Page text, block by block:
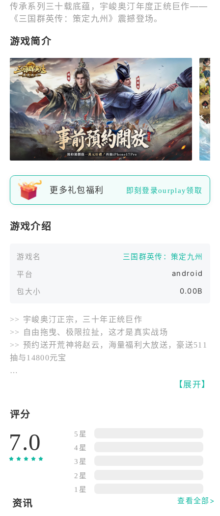
传承系列三十载底蕴，宇峻奥汀年度正统巨作——
《三国群英传：策定九州》震撼登场。
游戏简介
更多礼包福利 即刻登录ourplay领取
游戏介绍
游戏名
三国群英传：策定九州
平台
android
包大小 0.00B
>> 宇峻奥汀正宗，三十年正统巨作
>> 自由拖曳、极限拉扯，这才是真实战场
>> 预约送开荒神将赵云，海量福利大放送，豪送511
抽与14800元宝
我们在经典的根基上，以立体维度革新沙盘体验。于
学。这一次，策定九州，由你主宰！
真RTS即时微操，尽享极致操控感
告别战报与回合制！战场全面解放，不再受格子限
制，多支队伍皆可自由行军、即时拖曳。无论是精准
走位、风筝拉扯，还是绕背夹击，胜负全凭指尖微
操，以无可挑剔的操控感主宰瞬息万变的战局！
【展开】
评分
7.0
5星
4星
3星
2星
1星
资讯 查看全部>